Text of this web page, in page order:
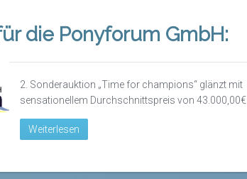
die Ponyforum GmbH:
2. Sonderauktion „Time for champions“ glänzt mit
sensationellem Durchschnittspreis von 43.000,00€
Weiterlesen